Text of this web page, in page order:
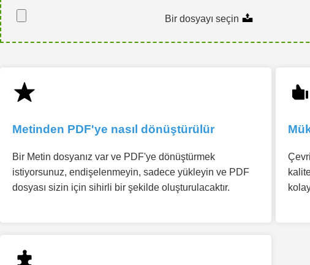
Bir dosyayı seçin
Metinden PDF'ye nasıl dönüştürülür
Bir Metin dosyanız var ve PDF'ye dönüştürmek
istiyorsunuz, endişelenmeyin, sadece yükleyin ve PDF
dosyası sizin için sihirli bir şekilde oluşturulacaktır.